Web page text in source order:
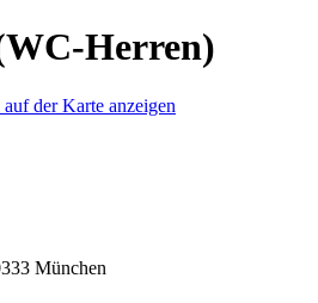
Herren)
der Karte anzeigen
München